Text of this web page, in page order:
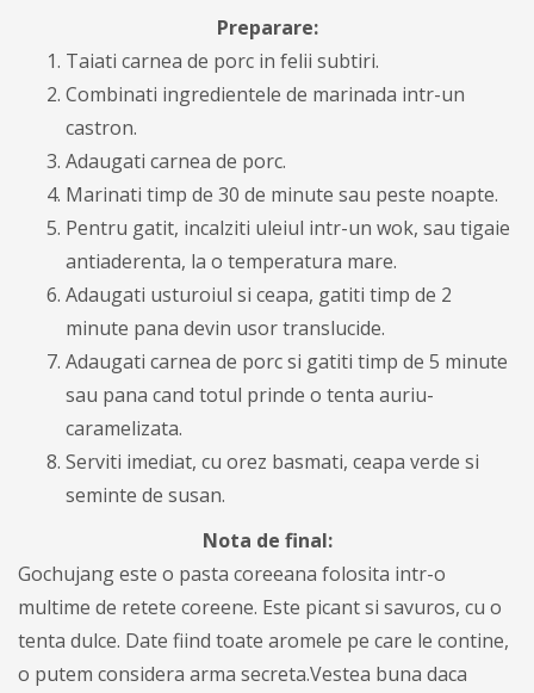
Preparare:
Taiati carnea de porc in felii subtiri.
Combinati ingredientele de marinada intr-un
castron.
Adaugati carnea de porc.
Marinati timp de 30 de minute sau peste noapte.
Pentru gatit, incalziti uleiul intr-un wok, sau tigaie
antiaderenta, la o temperatura mare.
Adaugati usturoiul si ceapa, gatiti timp de 2
minute pana devin usor translucide.
Adaugati carnea de porc si gatiti timp de 5 minute
sau pana cand totul prinde o tenta auriu-
caramelizata.
Serviti imediat, cu orez basmati, ceapa verde si
seminte de susan.
Nota de final:
Gochujang este o pasta coreeana folosita intr-o
multime de retete coreene. Este picant si savuros, cu o
tenta dulce. Date fiind toate aromele pe care le contine,
o putem considera arma secreta.Vestea buna daca